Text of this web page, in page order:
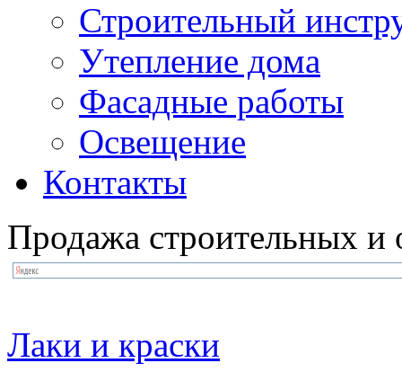
Строительный
Утепление дома
Фасадные работы
Освещение
Контакты
Продажа строительных и
Лаки и краски